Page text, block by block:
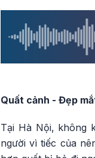
Quất cảnh - Đẹp
Tại Hà Nội, không
người vì tiếc của